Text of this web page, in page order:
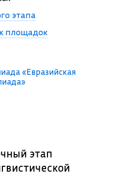
этапа
площадок
«Евразийская
этап